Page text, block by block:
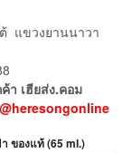
แขวงยานนาวา
า เฮียส่ง.คอม
ของแท้ (65 ml.)